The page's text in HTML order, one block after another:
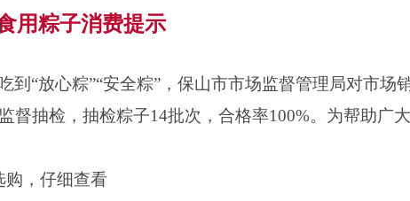
用粽子消费提示
“放心粽”“安全粽”，保山市市场监督管理局对市场
抽检，抽检粽子14批次，合格率100%。为帮助广
购，仔细查看